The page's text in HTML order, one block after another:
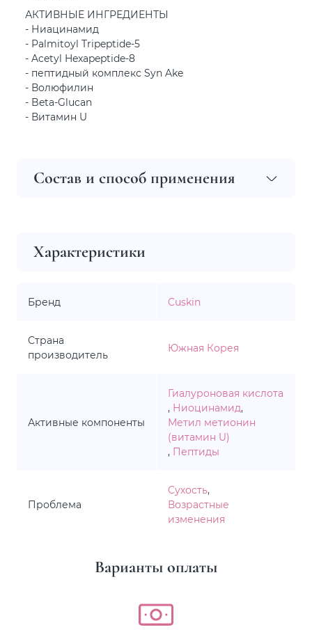
АКТИВНЫЕ ИНГРЕДИЕНТЫ
- Ниацинамид
- Palmitoyl Tripeptide-5
- Acetyl Hexapeptide-8
- пептидный комплекс Syn Ake
- Волюфилин
- Beta-Glucan
- Витамин U
Состав и способ применения
Характеристики
Бренд Cuskin
Страна
производитель
Южная Корея
Активные компоненты
Гиалуроновая кислота
, Ниоцинамид,
Метил метионин
(витамин U)
, Пептиды
Проблема
Сухость,
Возрастные
изменения
Варианты оплаты